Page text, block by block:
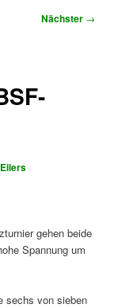
Nächster →
gehen beide
Spannung um
sechs von sieben